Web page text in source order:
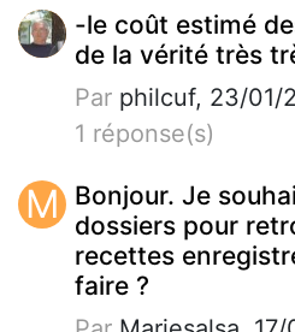
-le coût estimé
de la vérité très
Par philcuf, 23/01/
1 réponse(s)
M Bonjour. Je
dossiers pour
recettes
faire ?